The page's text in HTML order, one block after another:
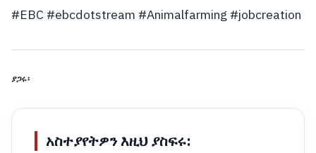
#EBC #ebcdotstream #Animalfarming #jobcreation
ያጋሩ፡
አስተያየትዎን እዚህ ያስፍሩ: